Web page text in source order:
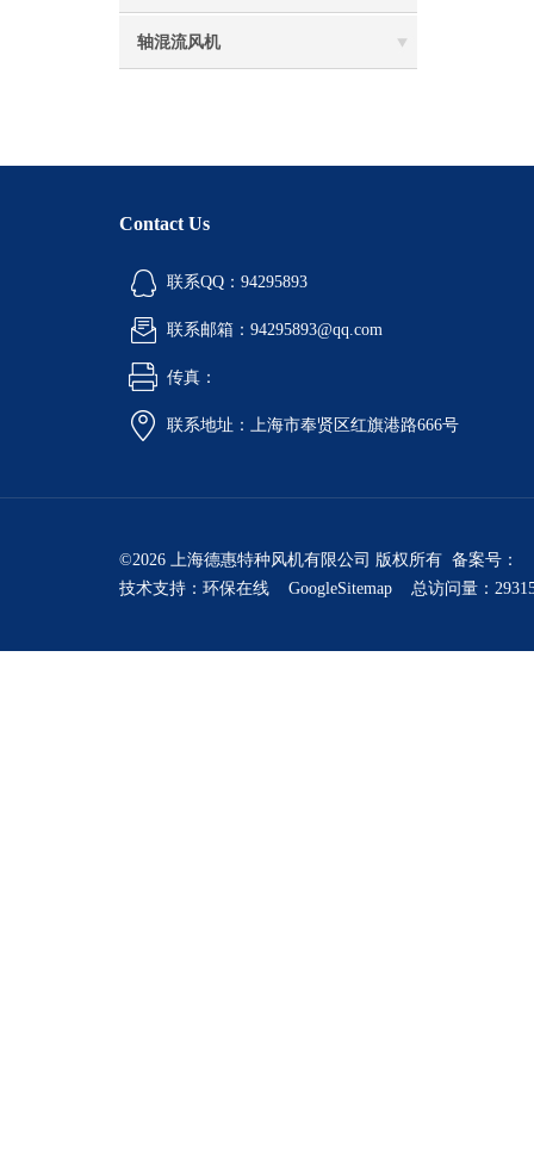
轴混流风机
Contact Us
联系QQ：94295893
联系邮箱：94295893@qq.com
传真：
联系地址：上海市奉贤区红旗港路666号
©2026 上海德惠特种风机有限公司 版权所有 备案号：
技术支持： 环保在线 GoogleSitemap 总访问量：